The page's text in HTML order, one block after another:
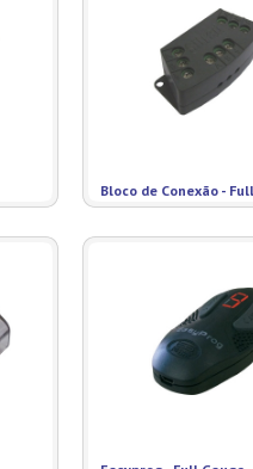
Bloco de Conexão -